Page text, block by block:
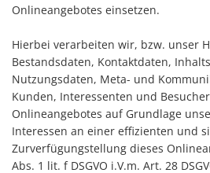
Onlineangebotes einsetzen.
Hierbei verarbeiten wir, bzw. unser
Bestandsdaten, Kontaktdaten,
Nutzungsdaten, Meta- und
Kunden, Interessenten und
Onlineangebotes auf Grundlage
Interessen an einer effizienten und
Zurverfügungstellung dieses
Abs. 1 lit. f DSGVO i.V.m. Art. 28